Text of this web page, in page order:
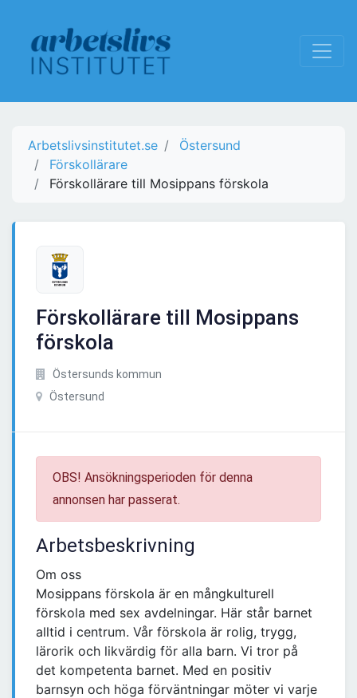
Arbetslivsinstitutet.se
Östersund
Förskollärare
Förskollärare till Mosippans förskola
Förskollärare till Mosippans
förskola
Östersunds kommun
Östersund
OBS! Ansökningsperioden för denna
annonsen har passerat.
Arbetsbeskrivning
Om oss
Mosippans förskola är en mångkulturell
förskola med sex avdelningar. Här står barnet
alltid i centrum. Vår förskola är rolig, trygg,
lärorik och likvärdig för alla barn. Vi tror på
det kompetenta barnet. Med en positiv
barnsyn och höga förväntningar möter vi varje